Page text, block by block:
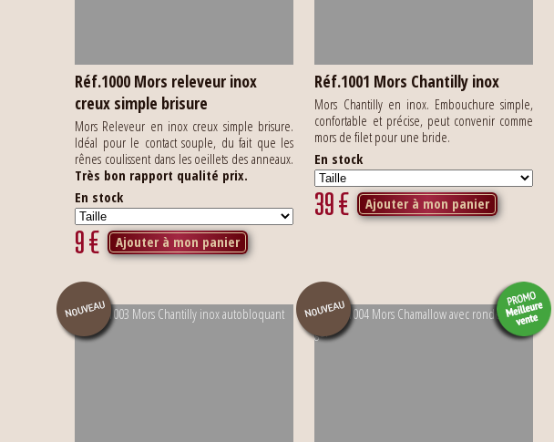
Réf.1000 Mors releveur inox
creux simple brisure
Mors Releveur en inox creux simple brisure.
Idéal pour le contact souple, du fait que les
rênes coulissent dans les oeillets des anneaux.
Très bon rapport qualité prix.
En stock
9€ Ajouter à mon panier
Réf.1001 Mors Chantilly inox
Mors Chantilly en inox. Embouchure simple,
confortable et précise, peut convenir comme
mors de filet pour une bride.
En stock
39€ Ajouter à mon panier